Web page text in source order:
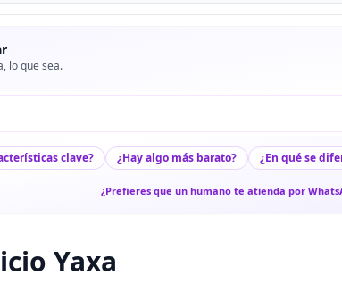
lo que sea.
clave? ¿Hay algo más barato? ¿En qué se
¿Prefieres que un humano te atienda por
Yaxa